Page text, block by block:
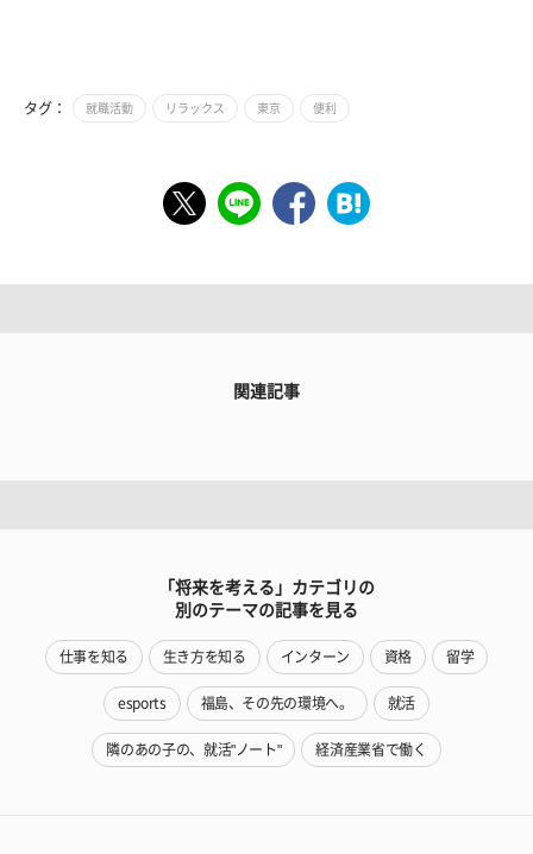
タグ： 就職活動 リラックス 東京 便利
関連記事
「将来を考える」カテゴリの
別のテーマの記事を見る
仕事を知る 生き方を知る インターン 資格 留学
esports 福島、その先の環境へ。 就活
隣のあの子の、就活"ノート" 経済産業省で働く